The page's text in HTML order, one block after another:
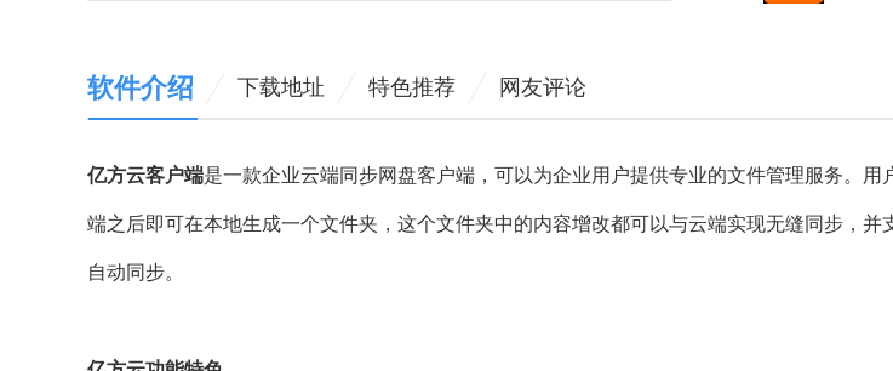
软件介绍 下载地址 特色推荐 网友评论
亿方云客户端是一款企业云端同步网盘客户端，可以为企业用户提供专业的文件管理服务。用
端之后即可在本地生成一个文件夹，这个文件夹中的内容增改都可以与云端实现无缝同步，并
自动同步。